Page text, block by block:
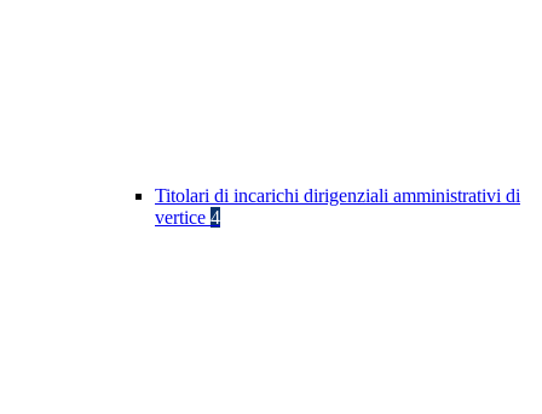
Titolari di incarichi dirigenziali amministrativi di
vertice 4